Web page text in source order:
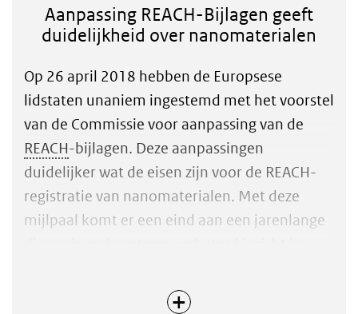
Aanpassing REACH-Bijlagen geeft
duidelijkheid over nanomaterialen
Over Aanpassing REACH-Bijlagen geeft duidelijkheid over
Op 26 april 2018 hebben de Europsese
lidstaten unaniem ingestemd met het voorstel
van de Commissie voor aanpassing van de
REACH-bijlagen. Deze aanpassingen
duidelijker wat de eisen zijn voor de REACH-
registratie van nanomaterialen. Met deze
mijlpaal komt er een eind aan een jarenlange
stuk dichterbij. Van de industrie vraagt dit